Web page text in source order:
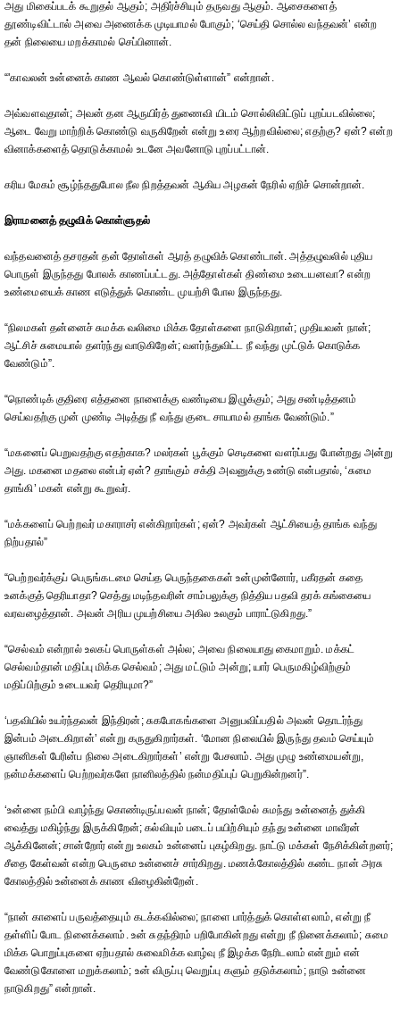
அது மிகைப்படக் கூறுதல் ஆகும்; அதிர்ச்சியும் தருவது ஆகும். ஆசைகளைத்
தூண்டிவிட்டால் அவை அணைக்க முடியாமல் போகும்; ‘செய்தி சொல்ல வந்தவன்’ என்ற
தன் நிலையை மறக்காமல் செப்பினான்.
“'காவலன் உன்னைக் காண ஆவல் கொண்டுள்ளான்” என்றான்.
அவ்வளவுதான்; அவன் தன ஆருயிர்த் துணைவி யிடம் சொல்லிவிட்டுப் புறப்படவில்லை;
ஆடை வேறு மாற்றிக் கொண்டு வருகிறேன் என்று உரை ஆற்றவில்லை; எதற்கு? ஏன்? என்ற
வினாக்களைத் தொடுக்காமல் உடனே அவனோடு புறப்பட்டான்.
கரிய மேகம் சூழ்ந்ததுபோல நீல நிறத்தவன் ஆகிய அழகன் நேரில் ஏறிச் சொன்றான்.
இராமனைத் தழுவிக் கொள்ளுதல்
வந்தவனைத் தசரதன் தன் தோள்கள் ஆரத் தழுவிக் கொண்டான். அத்தழுவலில் புதிய
பொருள் இருந்தது போலக் காணப்பட்டது. அத்தோள்கள் திண்மை உடையனவா? என்ற
உண்மையைக் காண எடுத்துக் கொண்ட முயற்சி போல இருந்தது.
“நிலமகள் தன்னைச் சுமக்க வலிமை மிக்க தோள்களை நாடுகிறாள்; முதியவன் நான்;
ஆட்சிச் சுமையால் தளர்ந்து வாடுகிறேன்; வளர்ந்துவிட்ட நீ வந்து முட்டுக் கொடுக்க
வேண்டும்”.
“நொண்டிக் குதிரை எத்தனை நாளைக்கு வண்டியை இழுக்கும்; அது சண்டித்தனம்
செய்வதற்கு முன் முண்டி அடித்து நீ வந்து குடை சாயாமல் தாங்க வேண்டும்.”
“மகனைப் பெறுவதற்கு எதற்காக? மலர்கள் பூக்கும் செடிகளை வளர்ப்பது போன்றது அன்று
அது. மகனை மதலை என்பர் ஏன்? தாங்கும் சக்தி அவனுக்கு உண்டு என்பதால், ‘சுமை
தாங்கி’ மகன் என்று கூறுவர்.
“மக்களைப் பெற்றவர் மகாராசர் என்கிறார்கள்; ஏன்? அவர்கள் ஆட்சியைத் தாங்க வந்து
நிற்பதால்”
“பெற்றவர்க்குப் பெருங்கடமை செய்த பெருந்தகைகள் உன்முன்னோர், பகீரதன் கதை
உனக்குத் தெரியாதா? செத்து மடிந்தவரின் சாம்பலுக்கு நித்திய பதவி தரக் கங்கையை
வரவழைத்தான். அவன் அரிய முயற்சியை அகில உலகும் பாராட்டுகிறது.”
“செல்வம் என்றால் உலகப் பொருள்கள் அல்ல; அவை நிலையாது கைமாறும். மக்கட்
செல்வம்தான் மதிப்பு மிக்க செல்வம்; அது மட்டும் அன்று; யார் பெருமகிழ்விற்கும்
மதிப்பிற்கும் உடையவர் தெரியுமா?”
‘பதவியில் உயர்ந்தவன் இந்திரன்; சுகபோகங்களை அனுபவிப்பதில் அவன் தொடர்ந்து
இன்பம் அடைகிறான்’ என்று கருதுகிறார்கள். ‘மோன நிலையில் இருந்து தவம் செய்யும்
ஞானிகள் பேரின்ப நிலை அடைகிறார்கள்’ என்று பேசலாம். அது முழு உண்மையன்று,
நன்மக்களைப் பெற்றவர்களே நானிலத்தில் நன்மதிப்புப் பெறுகின்றனர்”.
‘உன்னை நம்பி வாழ்ந்து கொண்டிருப்பவன் நான்; தோள்மேல் சுமந்து உன்னைத் துக்கி
வைத்து மகிழ்ந்து இருக்கிறேன்; கல்வியும் படைப் பயிற்சியும் தந்து உன்னை மாவீரன்
ஆக்கினேன்; சான்றோர் என்று உலகம் உன்னைப் புகழ்கிறது. நாட்டு மக்கள் நேசிக்கின்றனர்;
சீதை கேள்வன் என்ற பெருமை உன்னைச் சார்கிறது. மணக்கோலத்தில் கண்ட நான் அரசு
கோலத்தில் உன்னைக் காண விழைகின்றேன்.
“நான் காளைப் பருவத்தையும் கடக்கவில்லை; நாளை பார்த்துக் கொள்ளலாம், என்று நீ
தள்ளிப் போட நினைக்கலாம். உன் சுதந்திரம் பறிபோகின்றது என்று நீ நினைக்கலாம்; சுமை
மிக்க பொறுப்புகளை ஏற்பதால் சுவைமிக்க வாழ்வு நீ இழக்க நேரிடலாம் என்றும் என்
வேண்டுகோளை மறுக்கலாம்; உன் விருப்பு வெறுப்பு களும் தடுக்கலாம்; நாடு உன்னை
நாடுகிறது” என்றான்.